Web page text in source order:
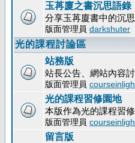
玉苒廈之書沉思語錄
分享玉苒廈書中的沉思
版面管理員 darkshuter
光的課程討論區
站務版
站長公告、網站內容
版面管理員
光的課程習修園地
本版作為光的課程習
版面管理員
留言版